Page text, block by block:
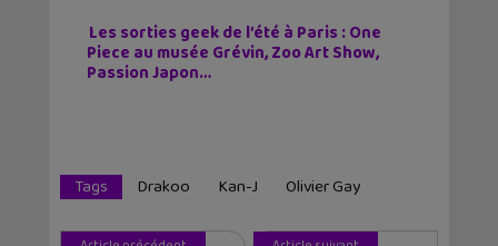
Les sorties geek de l’été à Paris : One
Piece au musée Grévin, Zoo Art Show,
Passion Japon…
Tags Drakoo Kan-J Olivier Gay